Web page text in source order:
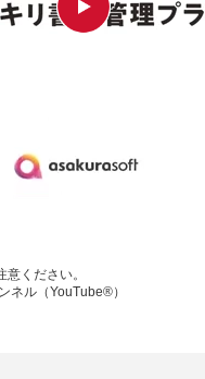
ください。
ネル（YouTube®）